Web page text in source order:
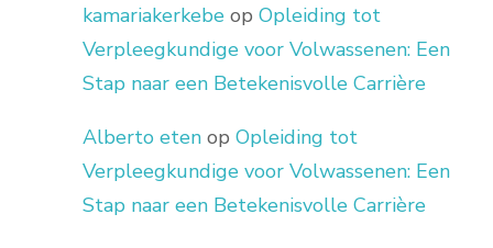
kamariakerkebe op Opleiding tot
Verpleegkundige voor Volwassenen: Een
Stap naar een Betekenisvolle Carrière
Alberto eten op Opleiding tot
Verpleegkundige voor Volwassenen: Een
Stap naar een Betekenisvolle Carrière